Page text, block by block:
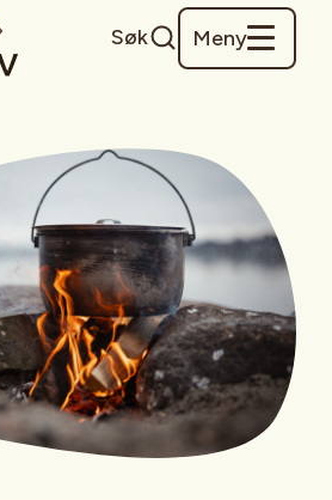
Søk Meny